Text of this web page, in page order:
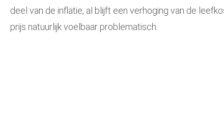
deel van de inflatie, al blijft een verhoging van de
prijs natuurlijk voelbaar problematisch.